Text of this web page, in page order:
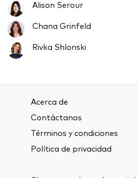
Alison Serour
Chana Grinfeld
Rivka Shlonski
Acerca de
Contáctanos
Términos y condiciones
Política de privacidad